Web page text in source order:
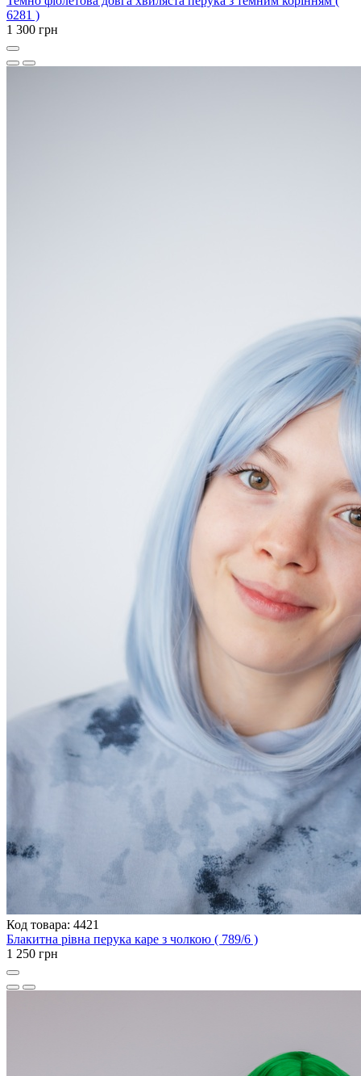
6281 )
1 300 грн
Код товара: 4421
Блакитна рівна перука каре з чолкою ( 789/6 )
1 250 грн